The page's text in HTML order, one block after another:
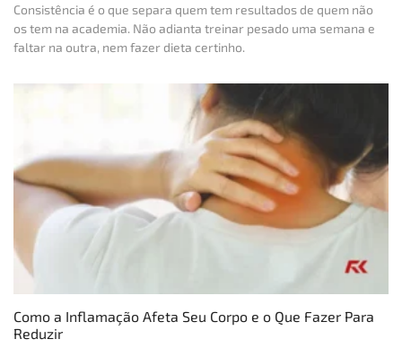
Consistência é o que separa quem tem resultados de quem não
os tem na academia. Não adianta treinar pesado uma semana e
faltar na outra, nem fazer dieta certinho.
Como a Inflamação Afeta Seu Corpo e o Que Fazer Para
Reduzir